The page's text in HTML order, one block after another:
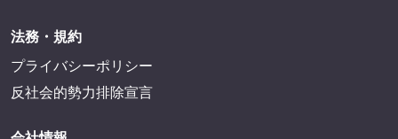
法務・規約
プライバシーポリシー
反社会的勢力排除宣言